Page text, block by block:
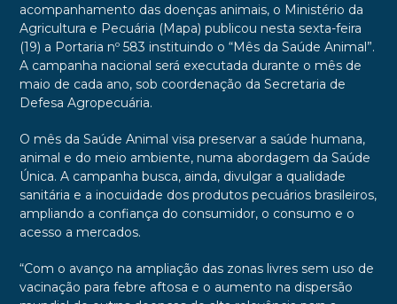
acompanhamento das doenças animais, o Ministério da
Agricultura e Pecuária (Mapa) publicou nesta sexta-feira
(19) a Portaria nº 583 instituindo o “Mês da Saúde Animal”.
A campanha nacional será executada durante o mês de
maio de cada ano, sob coordenação da Secretaria de
Defesa Agropecuária.
O mês da Saúde Animal visa preservar a saúde humana,
animal e do meio ambiente, numa abordagem da Saúde
Única. A campanha busca, ainda, divulgar a qualidade
sanitária e a inocuidade dos produtos pecuários brasileiros,
ampliando a confiança do consumidor, o consumo e o
acesso a mercados.
“Com o avanço na ampliação das zonas livres sem uso de
vacinação para febre aftosa e o aumento na dispersão